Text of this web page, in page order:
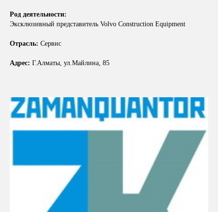
Род деятельности:
Эксклюзивный представитель Volvo Construction Equipment
Отрасль: Сервис
Адрес: Г.Алматы, ул.Майлина, 85